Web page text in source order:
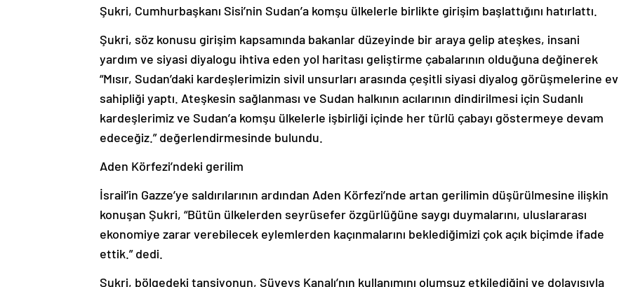
Şukri, Cumhurbaşkanı Sisi’nin Sudan’a komşu ülkelerle birlikte girişim başlattığını hatırlattı.
Şukri, söz konusu girişim kapsamında bakanlar düzeyinde bir araya gelip ateşkes, insani
yardım ve siyasi diyalogu ihtiva eden yol haritası geliştirme çabalarının olduğuna değinerek
“Mısır, Sudan’daki kardeşlerimizin sivil unsurları arasında çeşitli siyasi diyalog görüşmelerine ev
sahipliği yaptı. Ateşkesin sağlanması ve Sudan halkının acılarının dindirilmesi için Sudanlı
kardeşlerimiz ve Sudan’a komşu ülkelerle işbirliği içinde her türlü çabayı göstermeye devam
edeceğiz.” değerlendirmesinde bulundu.
Aden Körfezi’ndeki gerilim
İsrail’in Gazze’ye saldırılarının ardından Aden Körfezi’nde artan gerilimin düşürülmesine ilişkin
konuşan Şukri, “Bütün ülkelerden seyrüsefer özgürlüğüne saygı duymalarını, uluslararası
ekonomiye zarar verebilecek eylemlerden kaçınmalarını beklediğimizi çok açık biçimde ifade
ettik.” dedi.
Şukri, bölgedeki tansiyonun, Süveyş Kanalı’nın kullanımını olumsuz etkilediğini ve dolayısıyla